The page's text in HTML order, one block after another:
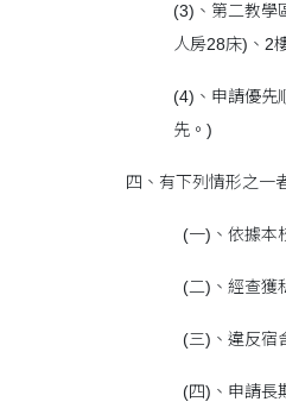
(3)、第二教學
人房28床)、2
(4)、申請優先
先。)
四、有下列情形之一
(一)、依據本
(二)、經查獲
(三)、違反宿
(四)、申請長